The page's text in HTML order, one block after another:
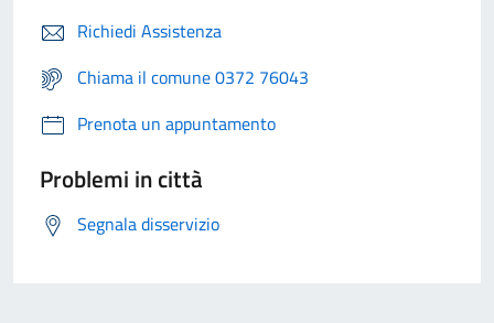
Richiedi Assistenza
Chiama il comune 0372 76043
Prenota un appuntamento
Problemi in città
Segnala disservizio